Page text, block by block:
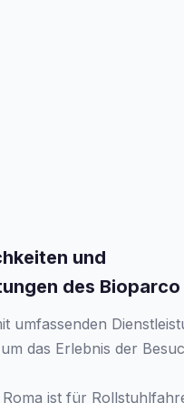
und
des Bioparco
umfassenden
das Erlebnis der
ist für